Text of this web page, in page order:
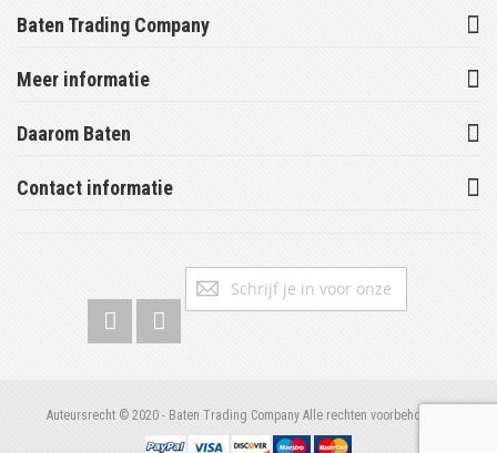
Baten Trading Company
Meer informatie
Daarom Baten
Contact informatie
Abonneer
Auteursrecht © 2020 - Baten Trading Company Alle rechten voorbehouden.